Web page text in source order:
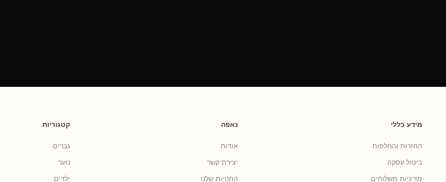
מידע כללי
החזרות והחלפות
ביטול עסקה
מדיניות משלוחים
נאפה
אודות
יצירת קשר
החנויות שלנו
קטגוריות
גברים
נוער
ילדים